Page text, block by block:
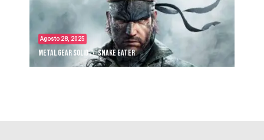
Agosto 28, 2025
Metal Gear Solid Δ: Snake Eater